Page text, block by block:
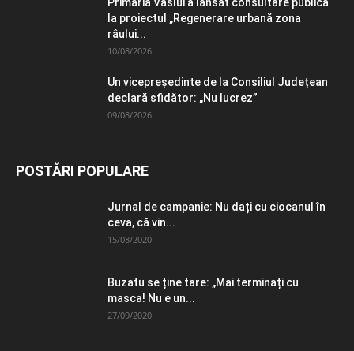
Primăria Vaslui a lansat consultare publică
la proiectul „Regenerare urbană zona
râului...
10/08/2026
Un vicepreședinte de la Consiliul Județean
declară sfidător: „Nu lucrez”
09/08/2026
POSTĂRI POPULARE
Jurnal de campanie: Nu dați cu ciocanul în
ceva, că vin...
15/08/2020
Buzatu se ține tare: „Mai terminați cu
masca! Nu e un...
27/09/2020